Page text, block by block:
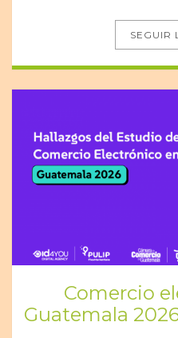
SEGUIR
Comercio
Guatemala